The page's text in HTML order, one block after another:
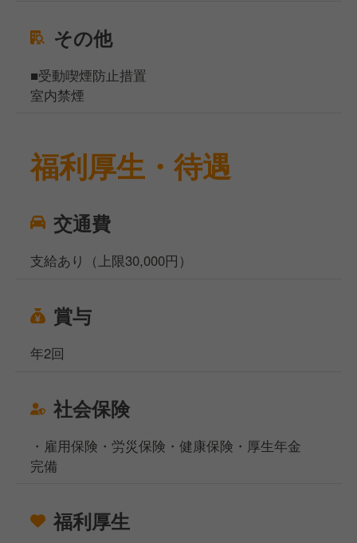
その他
■受動喫煙防止措置
室内禁煙
福利厚生・待遇
交通費
支給あり（上限30,000円）
賞与
年2回
社会保険
・雇用保険・労災保険・健康保険・厚生年金
完備
福利厚生